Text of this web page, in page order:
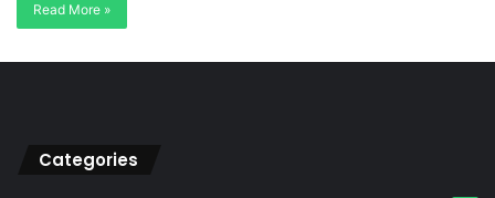
Read More »
Categories